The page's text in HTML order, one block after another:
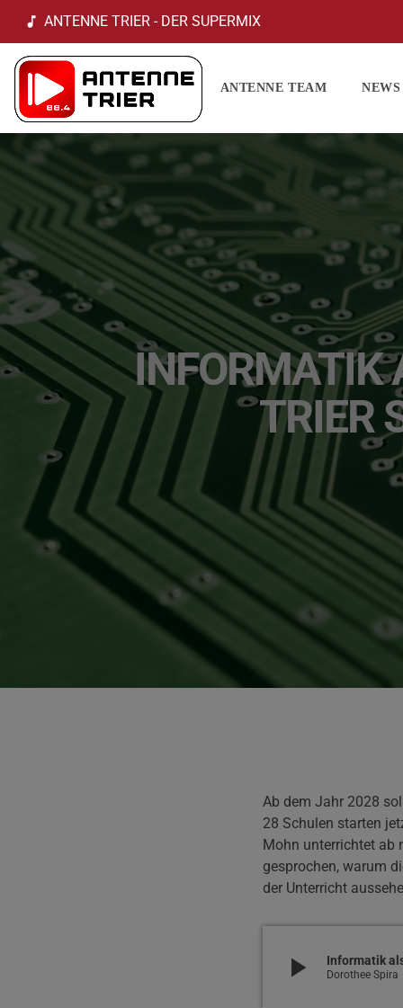
music_note ANTENNE TRIER - DER SUPERMIX
ANTENNE TEAM NEWS
INFORMATIK
TRIER
Ab dem Jahr 2028
28 Schulen starten
Mohn unterrichtet ab
gesprochen, warum
der Unterricht
play_arrow Informatik
Dorothee Spira